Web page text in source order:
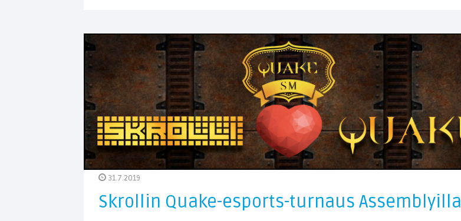
31.7.2019
Skrollin Quake-esports-turnaus Assemblyilla